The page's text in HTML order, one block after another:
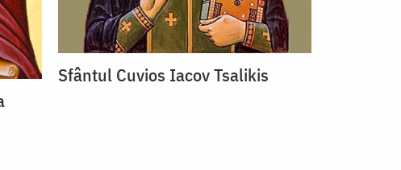
Sfântul Cuvios Iacov Tsalikis